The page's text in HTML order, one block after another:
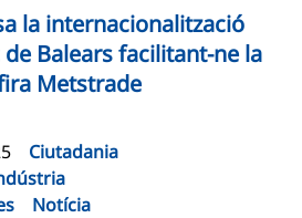
la internacionalització
Balears facilitant-ne la
Metstrade
Ciutadania
Notícia